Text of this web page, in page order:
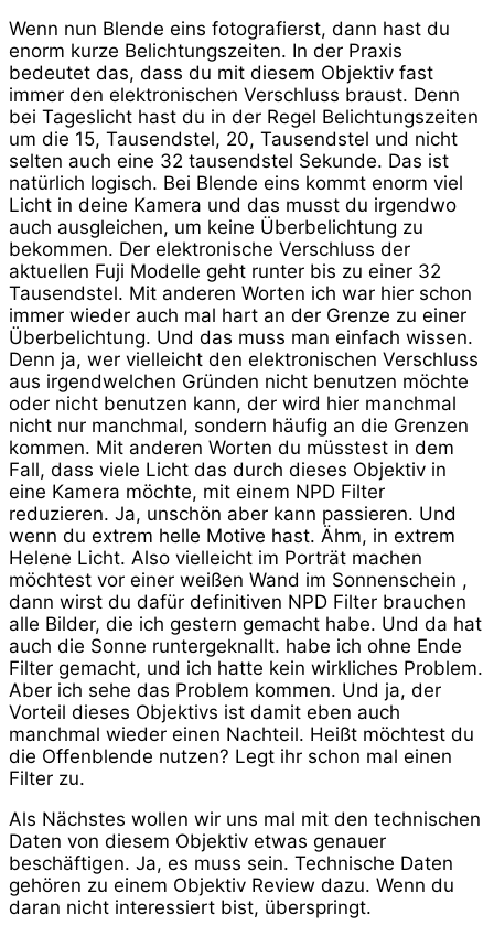
Wenn nun Blende eins fotografierst, dann hast du
enorm kurze Belichtungszeiten. In der Praxis
bedeutet das, dass du mit diesem Objektiv fast
immer den elektronischen Verschluss braust. Denn
bei Tageslicht hast du in der Regel Belichtungszeiten
um die 15, Tausendstel, 20, Tausendstel und nicht
selten auch eine 32 tausendstel Sekunde. Das ist
natürlich logisch. Bei Blende eins kommt enorm viel
Licht in deine Kamera und das musst du irgendwo
auch ausgleichen, um keine Überbelichtung zu
bekommen. Der elektronische Verschluss der
aktuellen Fuji Modelle geht runter bis zu einer 32
Tausendstel. Mit anderen Worten ich war hier schon
immer wieder auch mal hart an der Grenze zu einer
Überbelichtung. Und das muss man einfach wissen.
Denn ja, wer vielleicht den elektronischen Verschluss
aus irgendwelchen Gründen nicht benutzen möchte
oder nicht benutzen kann, der wird hier manchmal
nicht nur manchmal, sondern häufig an die Grenzen
kommen. Mit anderen Worten du müsstest in dem
Fall, dass viele Licht das durch dieses Objektiv in
eine Kamera möchte, mit einem NPD Filter
reduzieren. Ja, unschön aber kann passieren. Und
wenn du extrem helle Motive hast. Ähm, in extrem
Helene Licht. Also vielleicht im Porträt machen
möchtest vor einer weißen Wand im Sonnenschein ,
dann wirst du dafür definitiven NPD Filter brauchen
alle Bilder, die ich gestern gemacht habe. Und da hat
auch die Sonne runtergeknallt. habe ich ohne Ende
Filter gemacht, und ich hatte kein wirkliches Problem.
Aber ich sehe das Problem kommen. Und ja, der
Vorteil dieses Objektivs ist damit eben auch
manchmal wieder einen Nachteil. Heißt möchtest du
die Offenblende nutzen? Legt ihr schon mal einen
Filter zu.
Als Nächstes wollen wir uns mal mit den technischen
Daten von diesem Objektiv etwas genauer
beschäftigen. Ja, es muss sein. Technische Daten
gehören zu einem Objektiv Review dazu. Wenn du
daran nicht interessiert bist, überspringt.